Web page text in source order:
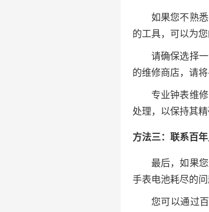
如果您不熟
的工具，可以为
请确保选择
的维修商店，请
专业钟表维
处理，以保持其精
方法三：联系百
最后，如果
手表电池耗尽的问
您可以通过